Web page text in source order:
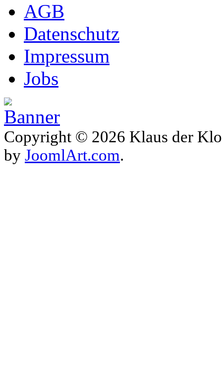
AGB
Datenschutz
Impressum
Jobs
Copyright © 2026 Klaus der
by JoomlArt.com.